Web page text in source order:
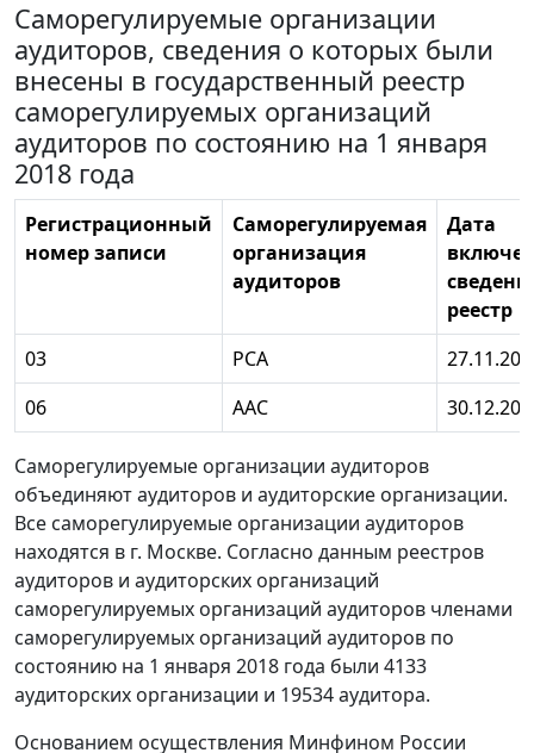
Саморегулируемые организации
аудиторов, сведения о которых были
внесены в государственный реестр
саморегулируемых организаций
аудиторов по состоянию на 1 января
2018 года
Регистрационный
номер записи
Саморегулируемая
организация
аудиторов
Дата
реестр
03
РСА
06
ААС
Саморегулируемые организации аудиторов
объединяют аудиторов и аудиторские организации.
Все саморегулируемые организации аудиторов
находятся в г. Москве. Согласно данным реестров
аудиторов и аудиторских организаций
саморегулируемых организаций аудиторов членами
саморегулируемых организаций аудиторов по
состоянию на 1 января 2018 года были 4133
аудиторских организации и 19534 аудитора.
Основанием осуществления Минфином России